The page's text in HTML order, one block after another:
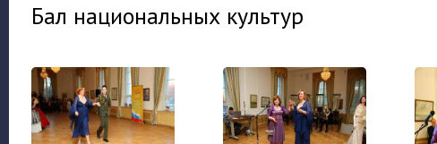
Бал национальных культур